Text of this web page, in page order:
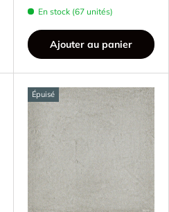
En stock (67 unités)
Ajouter au panier
Épuisé